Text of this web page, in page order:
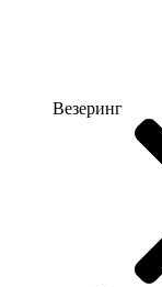
Везеринг